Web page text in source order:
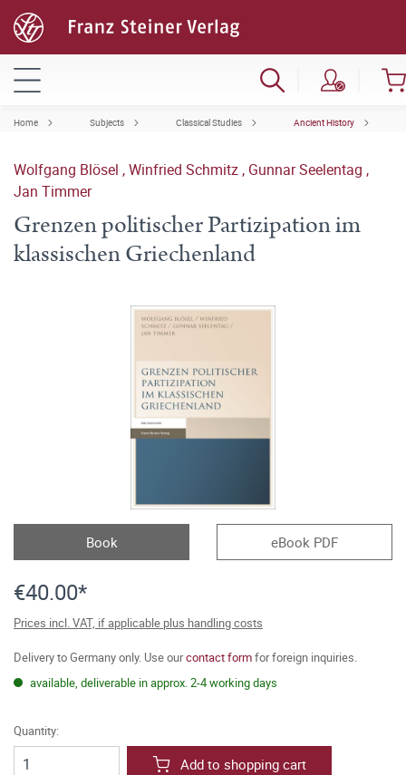
Home Subjects Classical Studies Ancient History
Wolfgang Blösel ,Winfried Schmitz , Gunnar Seelentag ,
Jan Timmer
Grenzen politischer Partizipation im
klassischen Griechenland
Book eBook PDF
€40.00*
Prices incl. VAT, if applicable plus handling costs
Delivery to Germany only. Use ourcontact formfor foreign inquiries.
available, deliverable in approx. 2-4 working days
Quantity:
Add to shopping cart